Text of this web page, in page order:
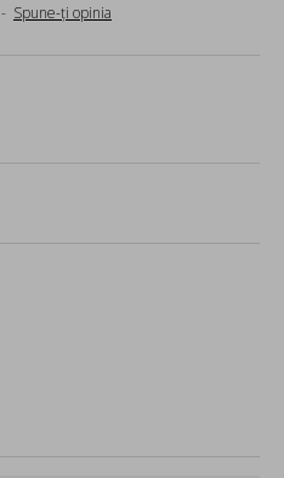
- Spune-ţi opinia